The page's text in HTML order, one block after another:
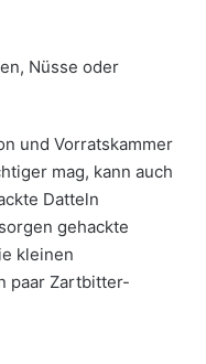
Nüsse oder
und Vorratskammer
mag, kann auch
Datteln
gehackte
kleinen
paar Zartbitter-